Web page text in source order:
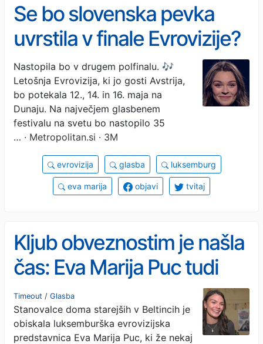
Se bo slovenska pevka
uvrstila v finale Evrovizije?
Takšno uvrstitev ji
napovedujejo stavnice
Nastopila bo v drugem polfinalu. 🎶
Letošnja Evrovizija, ki jo gosti Avstrija,
bo potekala 12., 14. in 16. maja na
Dunaju. Na največjem glasbenem
festivalu na svetu bo nastopilo 35
… · Metropolitan.si · 3M
evrovizija glasba luksemburg
eva marija objavi tvitaj
Kljub obveznostim je našla
čas: Eva Marija Puc tudi
letos obiskala starejše v
beltinškem domu
Timeout / Glasba
Stanovalce doma starejših v Beltincih je
obiskala luksemburška evrovizijska
predstavnica Eva Marija Puc, ki že nekaj